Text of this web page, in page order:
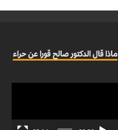
ماذا قال الدكتور صالح قورا عن حراء